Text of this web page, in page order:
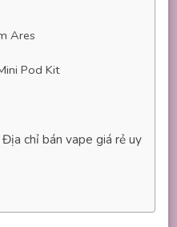
Ares
Pod Kit
chỉ bán vape giá rẻ uy